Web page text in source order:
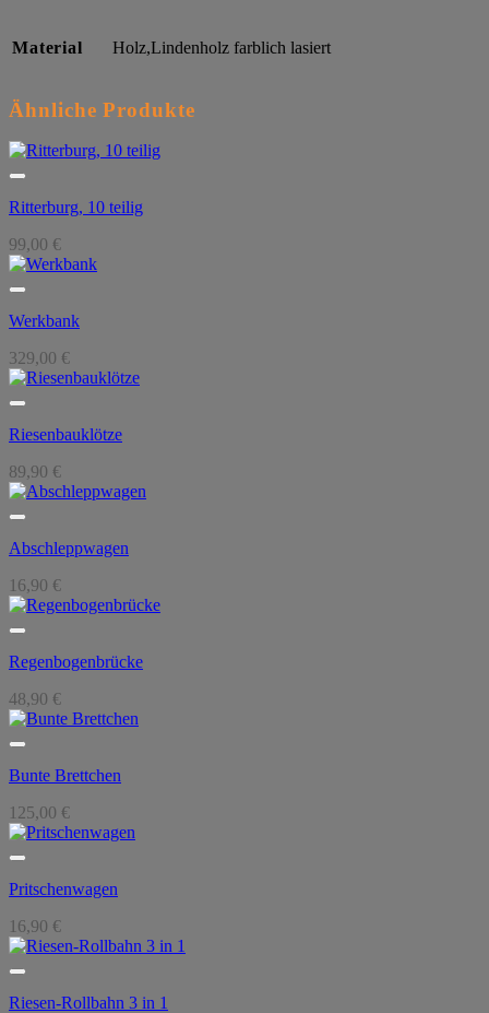
Material Holz,Lindenholz farblich lasiert
Ähnliche Produkte
Ritterburg, 10 teilig
99,00 €
Werkbank
329,00 €
Riesenbauklötze
89,90 €
Abschleppwagen
16,90 €
Regenbogenbrücke
48,90 €
Bunte Brettchen
125,00 €
Pritschenwagen
16,90 €
Riesen-Rollbahn 3 in 1